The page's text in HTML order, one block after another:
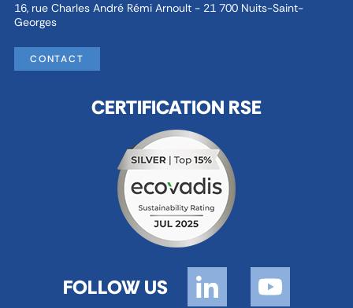
16, rue Charles André Rémi Arnoult - 21 700 Nuits-Saint-
Georges
CONTACT
CERTIFICATION RSE
FOLLOW US